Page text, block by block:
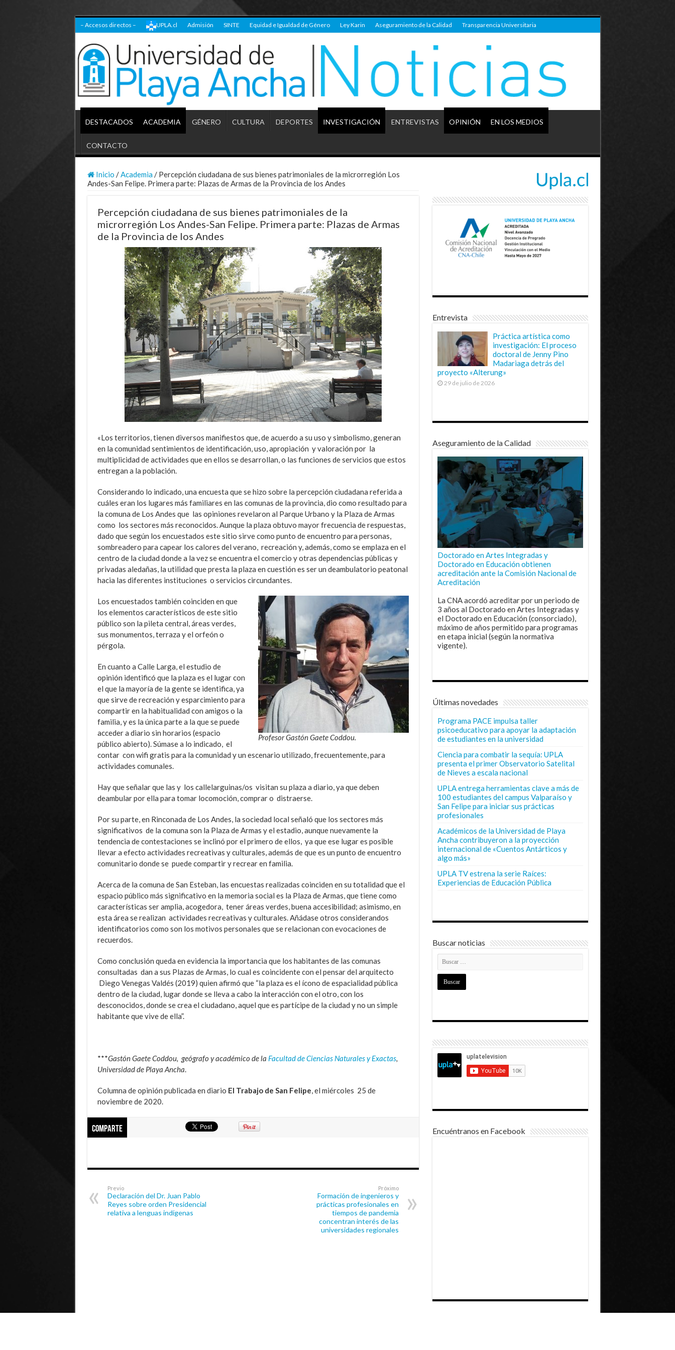
– Accesos directos – UPLA.cl Admisión SINTE Equidad e Igualdad de Género Ley Karin Aseguramiento de la Calidad Transparencia Universitaria
DESTACADOS ACADEMIA GÉNERO CULTURA DEPORTES INVESTIGACIÓN ENTREVISTAS OPINIÓN EN LOS MEDIOS
CONTACTO
Inicio / Academia / Percepción ciudadana de sus bienes patrimoniales de la microrregión Los
Andes-San Felipe. Primera parte: Plazas de Armas de la Provincia de los Andes
Percepción ciudadana de sus bienes patrimoniales de la
microrregión Los Andes-San Felipe. Primera parte: Plazas de Armas
de la Provincia de los Andes
«Los territorios, tienen diversos manifiestos que, de acuerdo a su uso y simbolismo, generan
en la comunidad sentimientos de identificación, uso, apropiación y valoración por la
multiplicidad de actividades que en ellos se desarrollan, o las funciones de servicios que estos
entregan a la población.
Considerando lo indicado, una encuesta que se hizo sobre la percepción ciudadana referida a
cuáles eran los lugares más familiares en las comunas de la provincia, dio como resultado para
la comuna de Los Andes que las opiniones revelaron al Parque Urbano y la Plaza de Armas
como los sectores más reconocidos. Aunque la plaza obtuvo mayor frecuencia de respuestas,
dado que según los encuestados este sitio sirve como punto de encuentro para personas,
sombreadero para capear los calores del verano, recreación y, además, como se emplaza en el
centro de la ciudad donde a la vez se encuentra el comercio y otras dependencias públicas y
privadas aledañas, la utilidad que presta la plaza en cuestión es ser un deambulatorio peatonal
hacia las diferentes instituciones o servicios circundantes.
Profesor Gastón Gaete Coddou.
Los encuestados también coinciden en que
los elementos característicos de este sitio
público son la pileta central, áreas verdes,
sus monumentos, terraza y el orfeón o
pérgola.
En cuanto a Calle Larga, el estudio de
opinión identificó que la plaza es el lugar con
el que la mayoría de la gente se identifica, ya
que sirve de recreación y esparcimiento para
compartir en la habitualidad con amigos o la
familia, y es la única parte a la que se puede
acceder a diario sin horarios (espacio
público abierto). Súmase a lo indicado, el
contar con wifi gratis para la comunidad y un escenario utilizado, frecuentemente, para
actividades comunales.
Hay que señalar que las y los callelarguinas/os visitan su plaza a diario, ya que deben
deambular por ella para tomar locomoción, comprar o distraerse.
Por su parte, en Rinconada de Los Andes, la sociedad local señaló que los sectores más
significativos de la comuna son la Plaza de Armas y el estadio, aunque nuevamente la
tendencia de contestaciones se inclinó por el primero de ellos, ya que ese lugar es posible
llevar a efecto actividades recreativas y culturales, además de que es un punto de encuentro
comunitario donde se puede compartir y recrear en familia.
Acerca de la comuna de San Esteban, las encuestas realizadas coinciden en su totalidad que el
espacio público más significativo en la memoria social es la Plaza de Armas, que tiene como
características ser amplia, acogedora, tener áreas verdes, buena accesibilidad; asimismo, en
esta área se realizan actividades recreativas y culturales. Añádase otros considerandos
identificatorios como son los motivos personales que se relacionan con evocaciones de
recuerdos.
Como conclusión queda en evidencia la importancia que los habitantes de las comunas
consultadas dan a sus Plazas de Armas, lo cual es coincidente con el pensar del arquitecto
Diego Venegas Valdés (2019) quien afirmó que “la plaza es el ícono de espacialidad pública
dentro de la ciudad, lugar donde se lleva a cabo la interacción con el otro, con los
desconocidos, donde se crea el ciudadano, aquel que es partícipe de la ciudad y no un simple
habitante que vive de ella”.
***Gastón Gaete Coddou, geógrafo y académico de la Facultad de Ciencias Naturales y Exactas,
Universidad de Playa Ancha
Columna de opinión publicada en diario El Trabajo de San Felipe , el miércoles 25 de
noviembre de 2020.
Comparte
Previo
Declaración del Dr. Juan Pablo
Reyes sobre orden Presidencial
relativa a lenguas indígenas
Próximo
Formación de ingenieros y
prácticas profesionales en
tiempos de pandemia
concentran interés de las
universidades regionales
Entrevista
Práctica artística como
investigación: El proceso
doctoral de Jenny Pino
Madariaga detrás del
proyecto «Alterung»
29 de julio de 2026
Aseguramiento de la Calidad
Doctorado en Artes Integradas y
Doctorado en Educación obtienen
acreditación ante la Comisión Nacional de
Acreditación
La CNA acordó acreditar por un periodo de
3 años al Doctorado en Artes Integradas y
el Doctorado en Educación (consorciado),
máximo de años permitido para programas
en etapa inicial (según la normativa
vigente).
Últimas novedades
Programa PACE impulsa taller
psicoeducativo para apoyar la adaptación
de estudiantes en la universidad
Ciencia para combatir la sequía: UPLA
presenta el primer Observatorio Satelital
de Nieves a escala nacional
UPLA entrega herramientas clave a más de
100 estudiantes del campus Valparaíso y
San Felipe para iniciar sus prácticas
profesionales
Académicos de la Universidad de Playa
Ancha contribuyeron a la proyección
internacional de «Cuentos Antárticos y
algo más»
UPLA TV estrena la serie Raíces:
Experiencias de Educación Pública
Buscar noticias
Encuéntranos en Facebook